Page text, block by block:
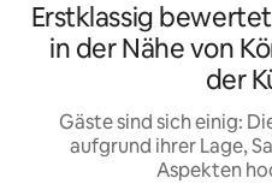
Erstklassig
in der Nähe von
der
Gäste sind sich einig:
aufgrund ihrer Lage,
Aspekten